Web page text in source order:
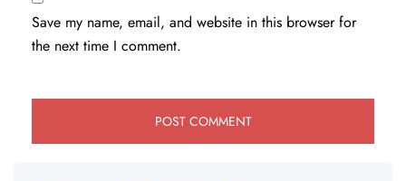
Save my name, email, and website in this browser for
the next time I comment.